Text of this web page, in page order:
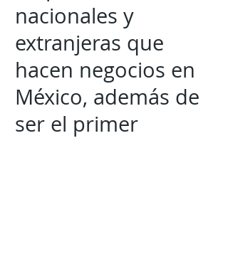
nacionales y
extranjeras que
hacen negocios en
México, además de
ser el primer